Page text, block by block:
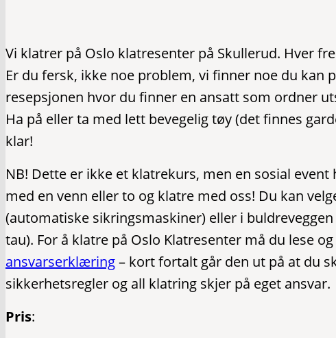
Vi klatrer på Oslo klatresenter på Skullerud. Hver
Er du fersk, ikke noe problem, vi finner noe du kan
resepsjonen hvor du finner en ansatt som ordner
Ha på eller ta med lett bevegelig tøy (det finnes
klar!
NB! Dette er ikke et klatrekurs, men en sosial
med en venn eller to og klatre med oss! Du kan
(automatiske sikringsmaskiner) eller i
tau). For å klatre på Oslo Klatresenter må du lese
ansvarserklæring– kort fortalt går den ut på at du
sikkerhetsregler og all klatring skjer på eget ansvar.
Pris: